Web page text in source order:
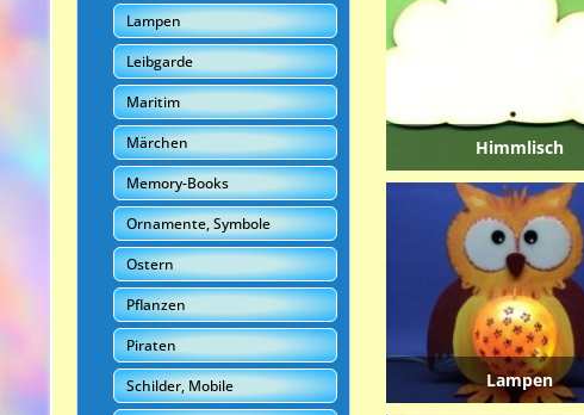
Lampen
Leibgarde
Maritim
Märchen
Memory-Books
Ornamente, Symbole
Ostern
Pflanzen
Piraten
Schilder, Mobile
Himmlisch
Lampen